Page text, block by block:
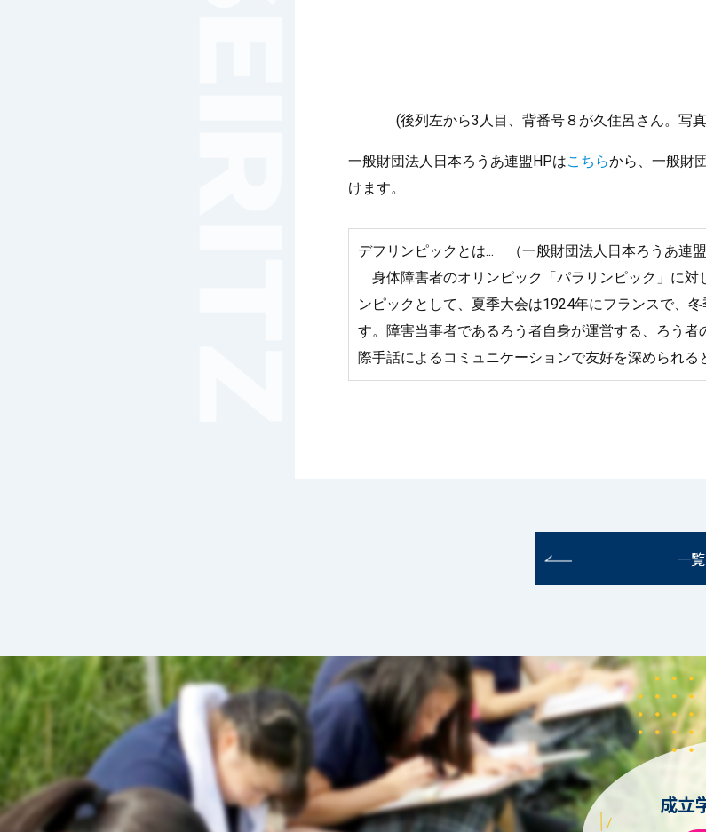
(後列左から3人目、背番号８が久住呂さん。写
一般財団法人日本ろうあ連盟HPはこちらから、一般財
けます。
デフリンピックとは... （一般財団法人日本ろうあ連盟
身体障害者のオリンピック「パラリンピック」に対
ンピックとして、夏季大会は1924年にフランスで、
す。障害当事者であるろう者自身が運営する、ろう
際手話によるコミュニケーションで友好を深められる
一
成立